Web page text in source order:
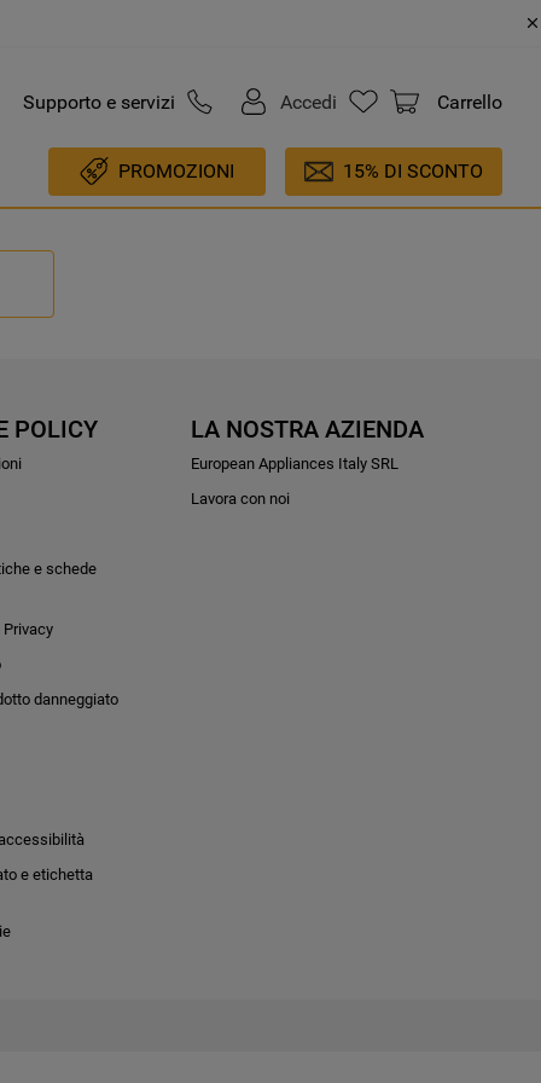
Supporto e servizi Accedi Carrello
PROMOZIONI 15% DI SCONTO
POLICY
e schede
danneggiato
e etichetta
LA NOSTRA AZIENDA
European Appliances Italy SRL
Lavora con noi